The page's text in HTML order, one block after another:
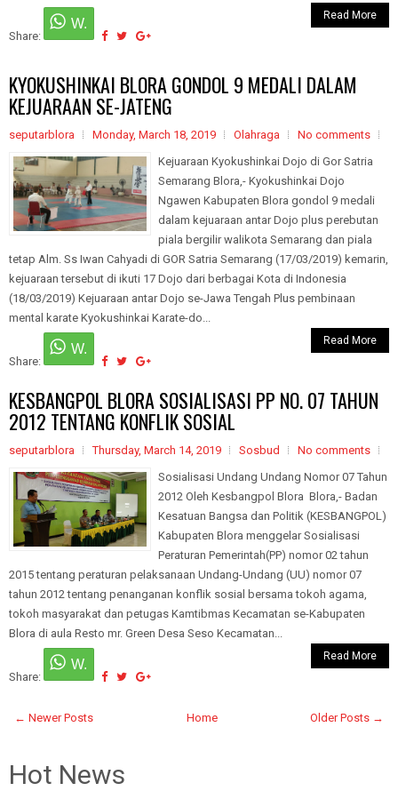
Share:
Read More
KYOKUSHINKAI BLORA GONDOL 9 MEDALI DALAM
KEJUARAAN SE-JATENG
seputarblora Monday, March 18, 2019 Olahraga
No comments
Kejuaraan Kyokushinkai Dojo di Gor Satria
Semarang Blora,- Kyokushinkai Dojo
Ngawen Kabupaten Blora gondol 9 medali
dalam kejuaraan antar Dojo plus perebutan
piala bergilir walikota Semarang dan piala
tetap Alm. Ss Iwan Cahyadi di GOR Satria Semarang (17/03/2019) kemarin,
kejuaraan tersebut di ikuti 17 Dojo dari berbagai Kota di Indonesia
(18/03/2019) Kejuaraan antar Dojo se-Jawa Tengah Plus pembinaan
mental karate Kyokushinkai Karate-do...
Share:
Read More
KESBANGPOL BLORA SOSIALISASI PP NO. 07 TAHUN
2012 TENTANG KONFLIK SOSIAL
seputarblora Thursday, March 14, 2019 Sosbud
No comments
Sosialisasi Undang Undang Nomor 07 Tahun
2012 Oleh Kesbangpol Blora Blora,- Badan
Kesatuan Bangsa dan Politik (KESBANGPOL)
Kabupaten Blora menggelar Sosialisasi
Peraturan Pemerintah(PP) nomor 02 tahun
2015 tentang peraturan pelaksanaan Undang-Undang (UU) nomor 07
tahun 2012 tentang penanganan konflik sosial bersama tokoh agama,
tokoh masyarakat dan petugas Kamtibmas Kecamatan se-Kabupaten
Blora di aula Resto mr. Green Desa Seso Kecamatan...
Share:
Read More
← Newer Posts Older Posts →
Home
Hot News